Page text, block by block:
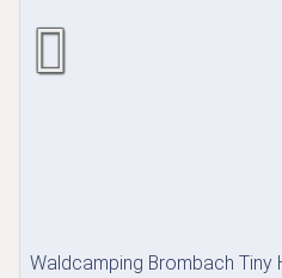
Waldcamping Brombach Tiny